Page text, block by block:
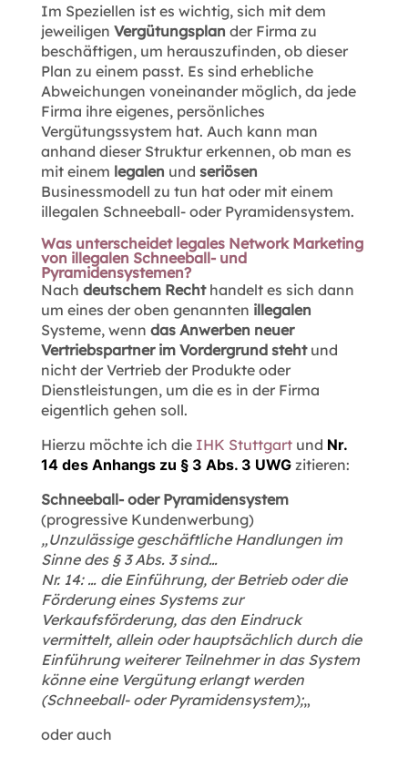
Im Speziellen ist es wichtig, sich mit dem
jeweiligen Vergütungsplan der Firma zu
beschäftigen, um herauszufinden, ob dieser
Plan zu einem passt. Es sind erhebliche
Abweichungen voneinander möglich, da jede
Firma ihre eigenes, persönliches
Vergütungssystem hat. Auch kann man
anhand dieser Struktur erkennen, ob man es
mit einem legalen und seriösen
Businessmodell zu tun hat oder mit einem
illegalen Schneeball- oder Pyramidensystem.
Was unterscheidet legales Network Marketing
von illegalen Schneeball- und
Pyramidensystemen?
Nach deutschem Rechthandelt es sich dann
um eines der oben genannten illegalen
Systeme, wenn das Anwerben neuer
Vertriebspartner im Vordergrund stehtund
nicht der Vertrieb der Produkte oder
Dienstleistungen, um die es in der Firma
eigentlich gehen soll.
Hierzu möchte ich die IHK Stuttgartund Nr.
14 des Anhangs zu § 3 Abs. 3 UWGzitieren:
Schneeball- oder Pyramidensystem
(progressive Kundenwerbung)
„Unzulässige geschäftliche Handlungen im
Sinne des § 3 Abs. 3 sind…
Nr. 14: … die Einführung, der Betrieb oder die
Förderung eines Systems zur
Verkaufsförderung, das den Eindruck
vermittelt, allein oder hauptsächlich durch die
Einführung weiterer Teilnehmer in das System
könne eine Vergütung erlangt werden
(Schneeball- oder Pyramidensystem);„
oder auch